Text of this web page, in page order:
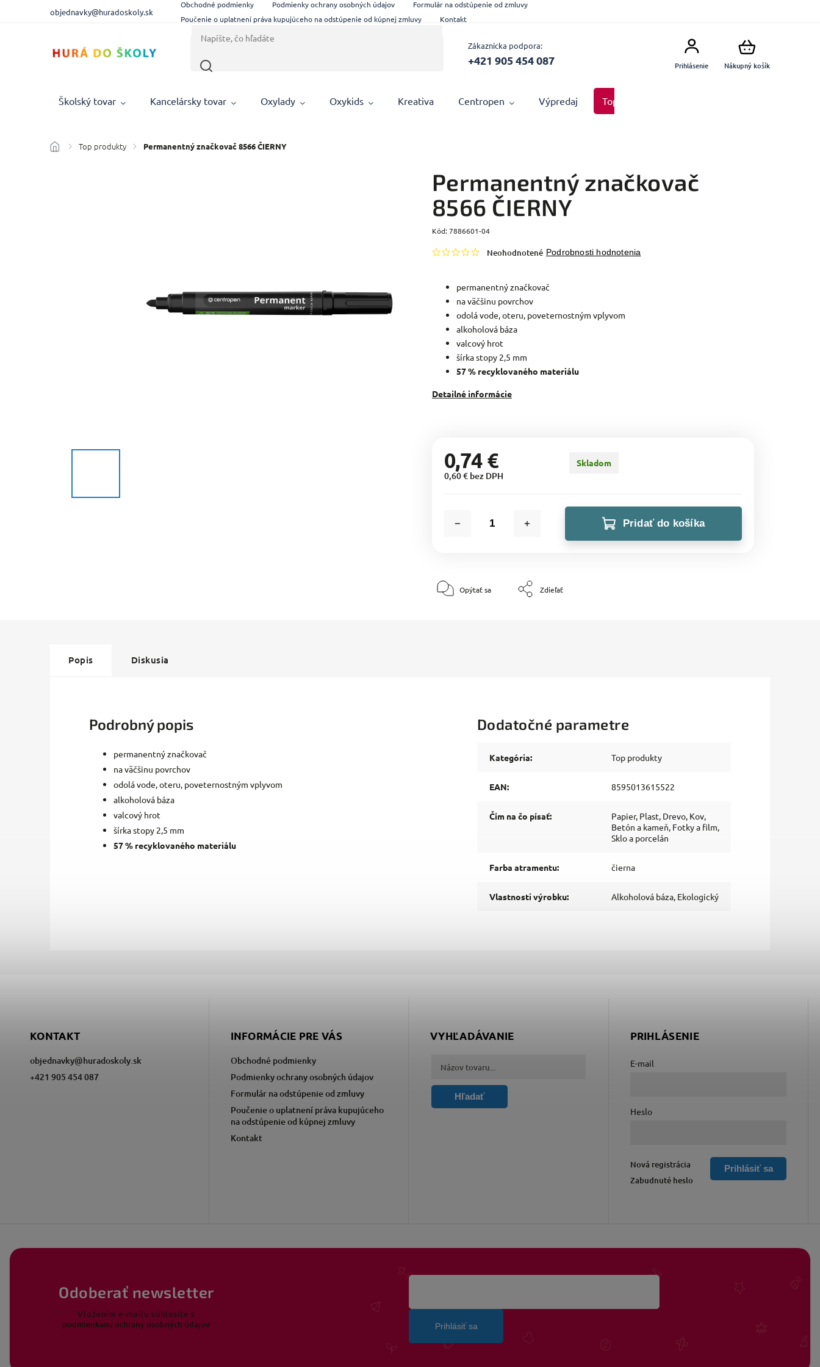
objednavky@huradoskoly.sk
Obchodné podmienky Podmienky ochrany osobných údajov
Formulár na odstúpenie od zmluvy
Poučenie o uplatnení práva kupujúceho na odstúpenie od kúpnej zmluvy
Kontakt
Zákaznícka podpora:
+421 905 454 087 Nákupný košík
Prihlásenie
Školský tovar Kancelársky tovar Oxylady Oxykids Kreativa Centropen Výpredaj Top produkty
/ Top produkty / Permanentný značkovač 8566 ČIERNY
Permanentný značkovač
8566 ČIERNY
Kód:7886601-04
Neohodnotené Podrobnosti hodnotenia
permanentný značkovač
na väčšinu povrchov
odolá vode, oteru, poveternostným vplyvom
alkoholová báza
valcový hrot
šírka stopy 2,5 mm
57 % recyklovaného materiálu
Detailné informácie
0,74 €
0,60 € bez DPH
Skladom
Pridať do košíka
Opýtať sa Zdieľať
Popis Diskusia
Podrobný popis
permanentný značkovač
na väčšinu povrchov
odolá vode, oteru, poveternostným vplyvom
alkoholová báza
valcový hrot
šírka stopy 2,5 mm
57 % recyklovaného materiálu
Dodatočné parametre
Kategória: Top produkty
EAN: 8595013615522
Čím na čo písať:
Papier, Plast, Drevo, Kov,
Betón a kameň, Fotky a film,
Sklo a porcelán
Farba atramentu: čierna
Vlastnosti výrobku: Alkoholová báza, Ekologický
KONTAKT
objednavky@huradoskoly.sk
+421 905 454 087
INFORMÁCIE PRE VÁS
Obchodné podmienky
Podmienky ochrany osobných údajov
Formulár na odstúpenie od zmluvy
Poučenie o uplatnení práva kupujúceho
na odstúpenie od kúpnej zmluvy
Kontakt
Odoberať newsletter
Vložením e-mailu súhlasíte s
podmienkami ochrany osobných údajov Prihlásiť sa
VYHĽADÁVANIE
Hľadať
PRIHLÁSENIE
E-mail
Heslo
Prihlásiť sa
Nová registrácia
Zabudnuté heslo